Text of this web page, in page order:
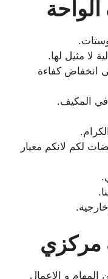
لا مثيل لها.
انخفاض كفاءة
المكيف.
لكم لانكم معيار
مركزي
و الاعمال